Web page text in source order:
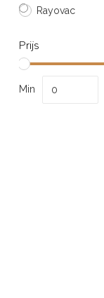
Rayovac
Prijs
Min